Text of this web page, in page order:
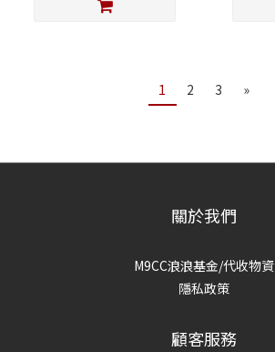
1 2 3 »
關於我們
M9CC浪浪基金/代收物資
隱私政策
顧客服務